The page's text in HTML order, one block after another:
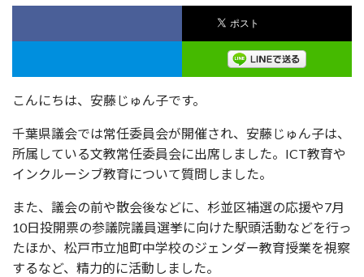
こんにちは、安藤じゅん子です。
千葉県議会では常任委員会が開催され、安藤じゅん子は、
所属している文教常任委員会に出席しました。ICT教育や
インクルーシブ教育について質問しました。
また、議会の前や散会後などに、杉並区補選の応援や7月
10日投開票の参議院議員選挙に向けた駅頭活動などを行っ
たほか、松戸市立旭町中学校のジェンダー教育授業を視察
するなど、精力的に活動しました。